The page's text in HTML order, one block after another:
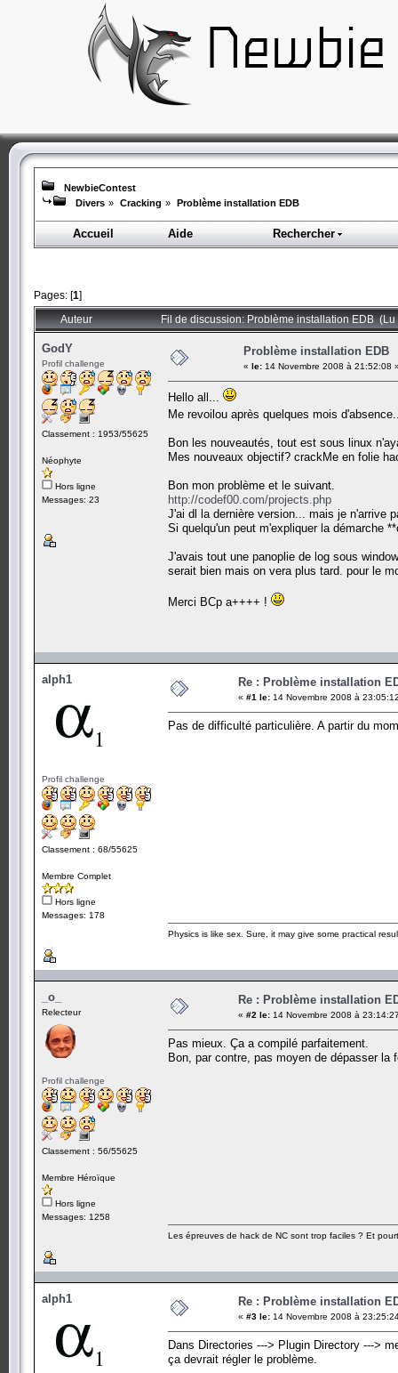
NewbieContest
Divers » Cracking » Problème installation EDB
Accueil Aide Rechercher
Pages: [1]
Auteur Fil de discussion: Problème installation EDB (Lu
GodY
Profil challenge
Classement : 1953/55625
Néophyte
Hors ligne
Messages: 23
Problème installation EDB
« le: 14 Novembre 2008 à 21:52:08
Hello all...
Me revoilou après quelques mois
Bon les nouveautés, tout est sous linux
Mes nouveaux objectif? crackMe en folie
Bon mon problème et le suivant.
http://codef00.com/projects.php
J'ai dl la dernière version... mais je n'arrive
Si quelqu'un peut m'expliquer la démarche
J'avais tout une panoplie de log sous
serait bien mais on vera plus tard. pour le
Merci BCp a++++ !
alph1
Profil challenge
Classement : 68/55625
Membre Complet
Hors ligne
Messages: 178
Re : Problème installation
« #1 le: 14 Novembre 2008 à
Pas de difficulté particulière. A partir du
Physics is like sex. Sure, it may give some practical
_o_
Relecteur
Profil challenge
Classement : 56/55625
Membre Héroïque
Hors ligne
Messages: 1258
Re : Problème installation
« #2 le: 14 Novembre 2008 à
Pas mieux. Ça a compilé parfaitement.
Bon, par contre, pas moyen de dépasser la
Les épreuves de hack de NC sont trop faciles ? Et
alph1 Re : Problème installation
« #3 le: 14 Novembre 2008 à
Dans Directories ---> Plugin Directory --->
ça devrait régler le problème.